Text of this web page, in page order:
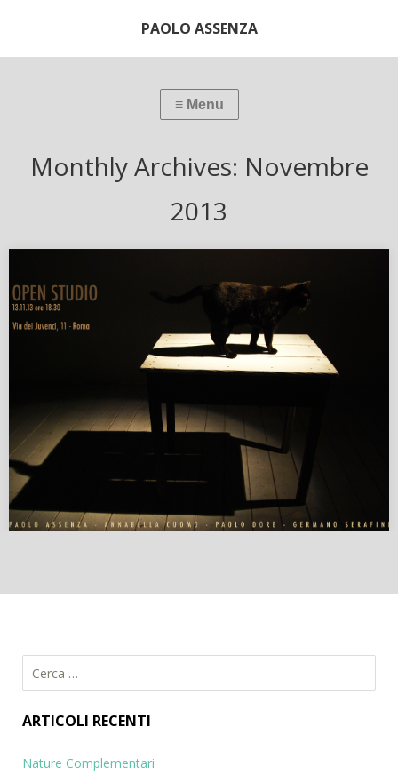
PAOLO ASSENZA
Monthly Archives: Novembre
2013
i
e
ARTICOLI RECENTI
Nature Complementari